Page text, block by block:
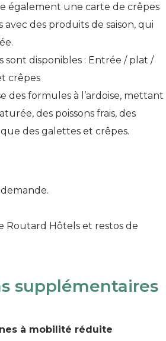
également une carte de crêpes
des produits de saison, qui
sont disponibles : Entrée / plat /
crêpes
des formules à l’ardoise, mettant
des poissons frais, des
des galettes et crêpes.
Routard Hôtels et restos de
supplémentaires
à mobilité réduite